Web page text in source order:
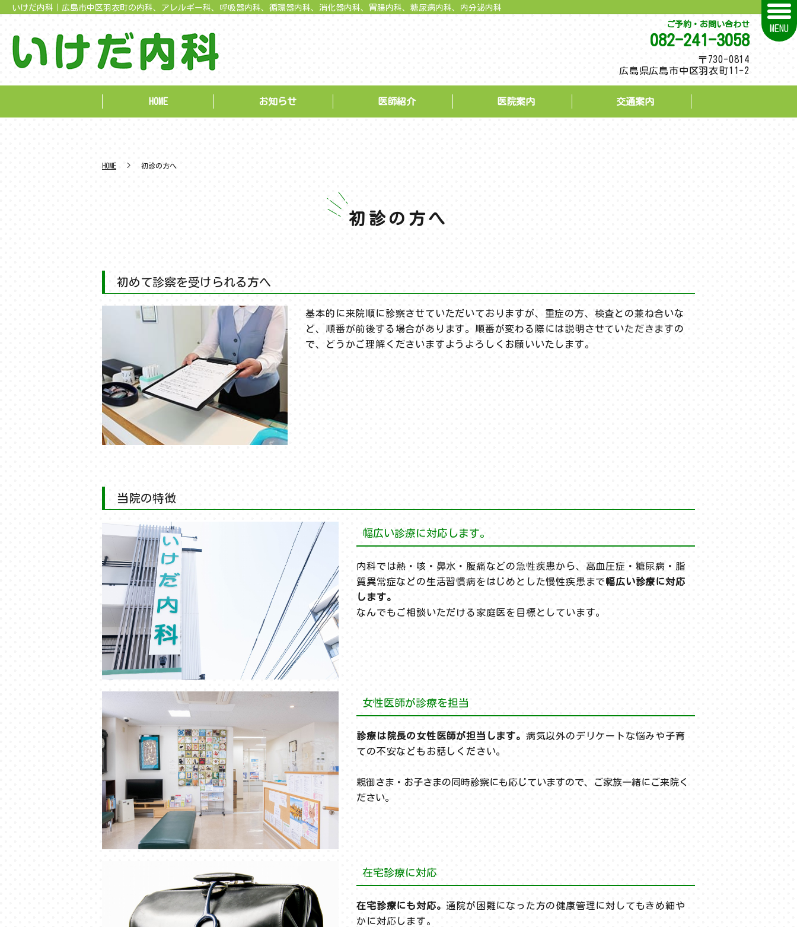
いけだ内科｜広島市中区羽衣町の内科、アレルギー科、呼吸器内科、循環器内科、消化器内科、胃腸内科、糖尿病内科、内分泌内科
ご予約・お問い合わせ
082-241-3058
〒730-0814
広島県広島市中区羽衣町11-2
MENU
HOME お知らせ 医師紹介 医院案内 交通案内
HOME 初診の方へ
初診の方へ
初めて診察を受けられる方へ
基本的に来院順に診察させていただいておりますが、重症の方、検査との兼ね合いな
ど、順番が前後する場合があります。順番が変わる際には説明させていただきますの
で、どうかご理解くださいますようよろしくお願いいたします。
当院の特徴
幅広い診療に対応します。
内科では熱・咳・鼻水・腹痛などの急性疾患から、高血圧症・糖尿病・脂
質異常症などの生活習慣病をはじめとした慢性疾患まで幅広い診療に対応
します。
なんでもご相談いただける家庭医を目標としています。
女性医師が診療を担当
診療は院長の女性医師が担当します。 病気以外のデリケートな悩みや子育
ての不安などもお話しください。
親御さま・お子さまの同時診察にも応じていますので、ご家族一緒にご来院く
ださい。
在宅診療に対応
在宅診療にも対応。 通院が困難になった方の健康管理に対してもきめ細や
かに対応します。